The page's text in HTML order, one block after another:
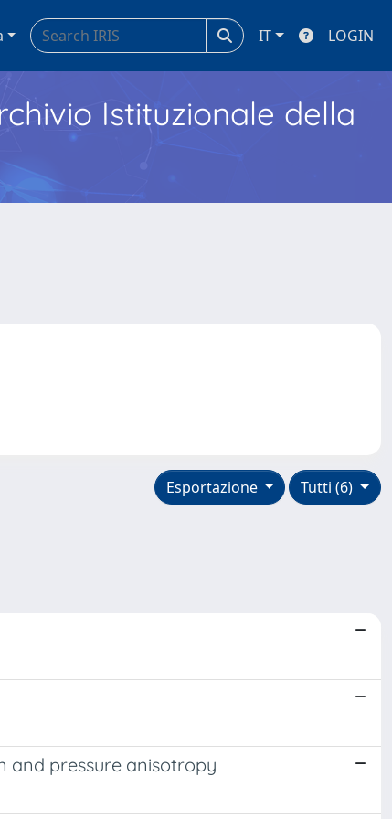
IT LOGIN
Istituzionale della
Tutti (6)
Esportazione
and pressure anisotropy